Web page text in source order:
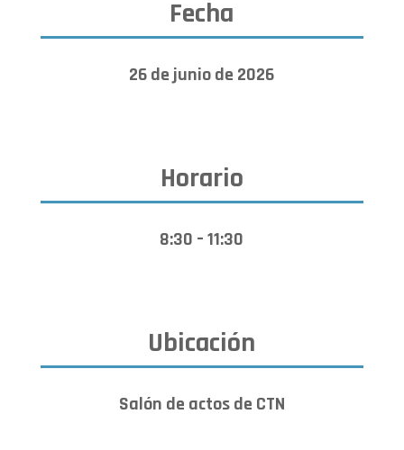
Fecha
26 de junio de 2026
Horario
8:30 – 11:30
Ubicación
Salón de actos de CTN